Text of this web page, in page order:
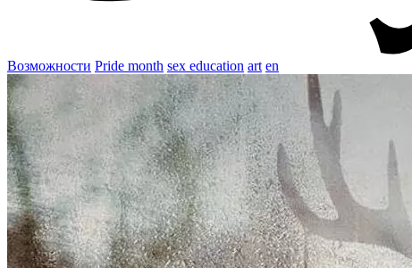
Возможности Pride month sex education art en